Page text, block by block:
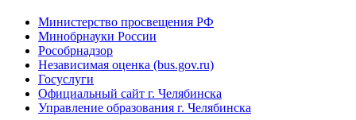
Министерство просвещения РФ
Минобрнауки России
Рособрнадзор
Независимая оценка (bus.gov.ru)
Госуслуги
Официальный сайт г. Челябинска
Управление образования г. Челябинска